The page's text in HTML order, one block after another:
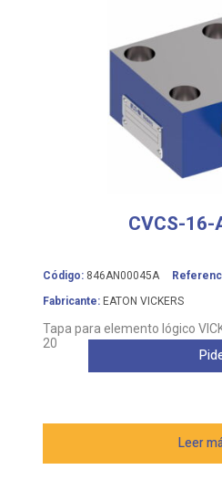
CVCS-
Código: 846AN00045A
Fabricante: EATON VICKERS
Tapa para elemento lógico
20
Leer